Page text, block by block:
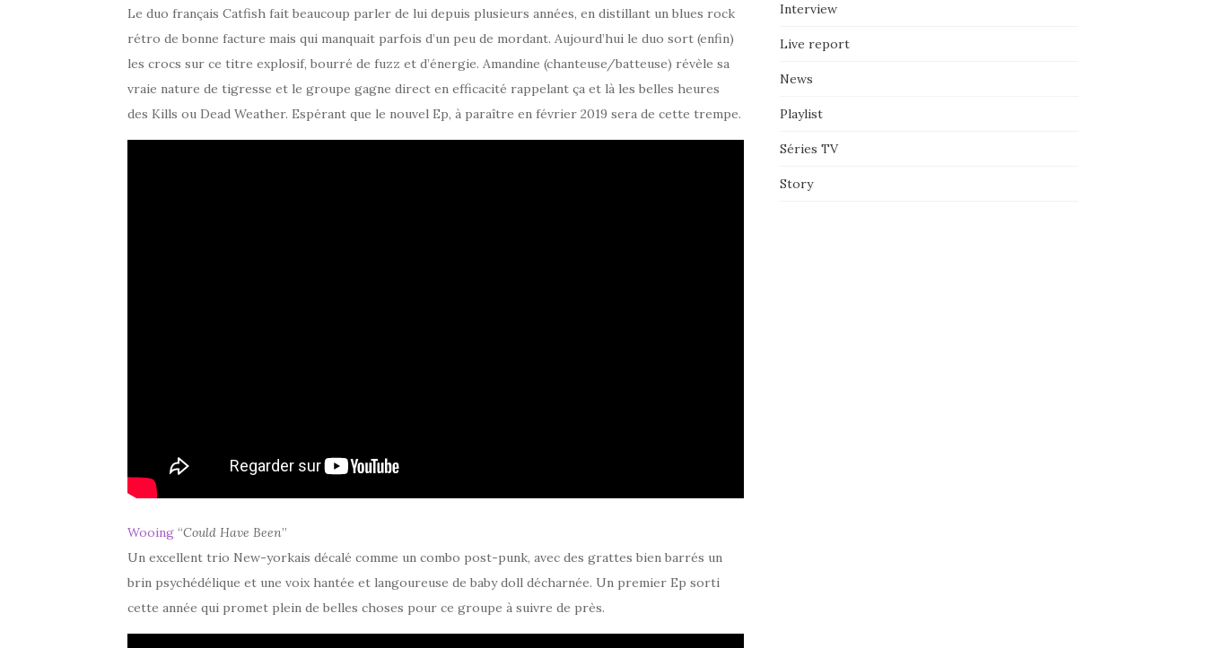
Le duo français Catfish fait beaucoup parler de lui depuis plusieurs années, en distillant un blues rock
rétro de bonne facture mais qui manquait parfois d’un peu de mordant. Aujourd’hui le duo sort (enfin)
les crocs sur ce titre explosif, bourré de fuzz et d’énergie. Amandine (chanteuse/batteuse) révèle sa
vraie nature de tigresse et le groupe gagne direct en efficacité rappelant ça et là les belles heures
des Kills ou Dead Weather. Espérant que le nouvel Ep, à paraître en février 2019 sera de cette trempe.
Wooing “Could Have Been”
Un excellent trio New-yorkais décalé comme un combo post-punk, avec des grattes bien barrés un
brin psychédélique et une voix hantée et langoureuse de baby doll décharnée. Un premier Ep sorti
cette année qui promet plein de belles choses pour ce groupe à suivre de près.
Interview
Live report
News
Playlist
Séries TV
Story